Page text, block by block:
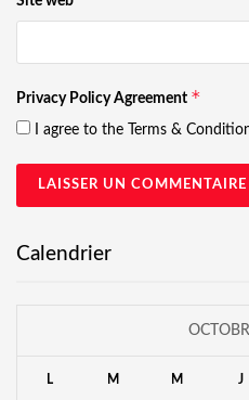
Privacy Policy Agreement *
I agree to the Terms &
Calendrier
L M M J